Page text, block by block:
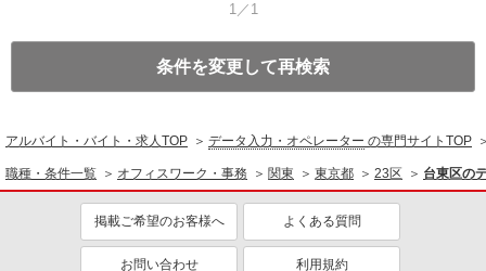
1／1
条件を変更して再検索
アルバイト・バイト・求人TOP データ入力・オペレーター の専門サイトTOP
職種・条件一覧 オフィスワーク・事務 関東 東京都 23区 台東区の
掲載ご希望のお客様へ よくある質問
お問い合わせ 利用規約